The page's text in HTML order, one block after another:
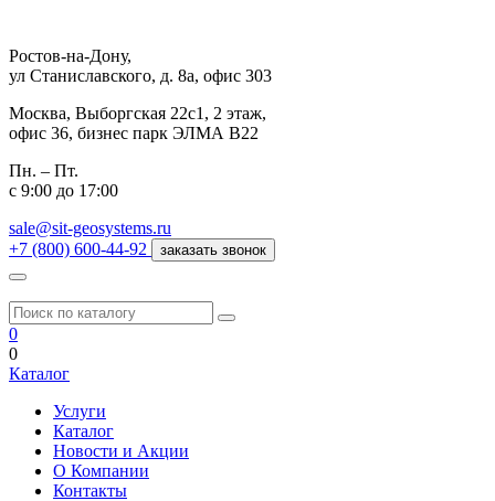
Ростов-на-Дону,
ул Станиславского, д. 8а, офис 303
Москва, Выборгская 22с1, 2 этаж,
офис 36, бизнес парк ЭЛМА В22
Пн. – Пт.
с 9:00 до 17:00
sale@sit-geosystems.ru
+7 (800) 600-44-92
заказать звонок
0
0
Каталог
Услуги
Каталог
Новости и Акции
О Компании
Контакты